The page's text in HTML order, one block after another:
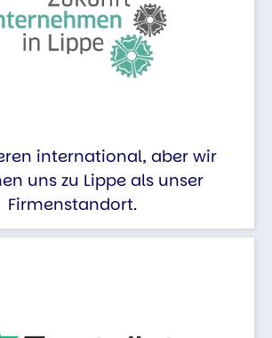
international, aber wir
uns zu Lippe als unser
Firmenstandort.